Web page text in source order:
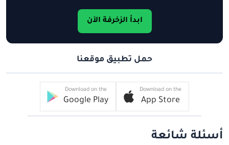
ابدأ الزخرفة الآن
حمل تطبيق موقعنا
Download on the
App Store
Download on the
Google Play
أسئلة شائعة